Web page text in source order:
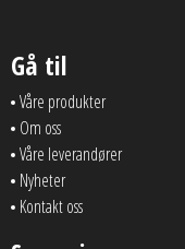
Gå til
Våre produkter
Om oss
Våre leverandører
Nyheter
Kontakt oss